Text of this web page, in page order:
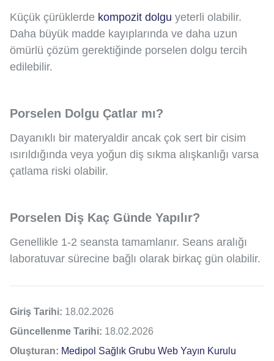
Küçük çürüklerde kompozit dolgu yeterli olabilir.
Daha büyük madde kayıplarında ve daha uzun
ömürlü çözüm gerektiğinde porselen dolgu tercih
edilebilir.
Porselen Dolgu Çatlar mı?
Dayanıklı bir materyaldir ancak çok sert bir cisim
ısırıldığında veya yoğun diş sıkma alışkanlığı varsa
çatlama riski olabilir.
Porselen Diş Kaç Günde Yapılır?
Genellikle 1-2 seansta tamamlanır. Seans aralığı
laboratuvar sürecine bağlı olarak birkaç gün olabilir.
Giriş Tarihi: 18.02.2026
Güncellenme Tarihi: 18.02.2026
Oluşturan: Medipol Sağlık Grubu Web Yayın Kurulu